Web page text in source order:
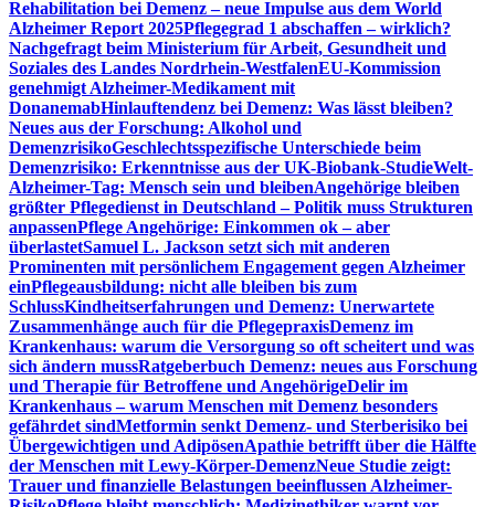
Rehabilitation bei Demenz – neue Impulse aus dem World
Alzheimer Report 2025Pflegegrad 1 abschaffen – wirklich?
Nachgefragt beim Ministerium für Arbeit, Gesundheit und
Soziales des Landes Nordrhein-WestfalenEU-Kommission
genehmigt Alzheimer-Medikament mit
DonanemabHinlauftendenz bei Demenz: Was lässt bleiben?
Neues aus der Forschung: Alkohol und
DemenzrisikoGeschlechtsspezifische Unterschiede beim
Demenzrisiko: Erkenntnisse aus der UK-Biobank-StudieWelt-
Alzheimer-Tag: Mensch sein und bleibenAngehörige bleiben
größter Pflegedienst in Deutschland – Politik muss Strukturen
anpassenPflege Angehörige: Einkommen ok – aber
überlastetSamuel L. Jackson setzt sich mit anderen
Prominenten mit persönlichem Engagement gegen Alzheimer
einPflegeausbildung: nicht alle bleiben bis zum
SchlussKindheitserfahrungen und Demenz: Unerwartete
Zusammenhänge auch für die PflegepraxisDemenz im
Krankenhaus: warum die Versorgung so oft scheitert und was
sich ändern mussRatgeberbuch Demenz: neues aus Forschung
und Therapie für Betroffene und AngehörigeDelir im
Krankenhaus – warum Menschen mit Demenz besonders
gefährdet sindMetformin senkt Demenz- und Sterberisiko bei
Übergewichtigen und AdipösenApathie betrifft über die Hälfte
der Menschen mit Lewy-Körper-DemenzNeue Studie zeigt:
Trauer und finanzielle Belastungen beeinflussen Alzheimer-